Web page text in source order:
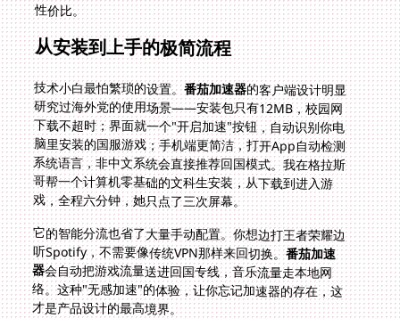
性价比。
从安装到上手的极简流程
技术小白最怕繁琐的设置。番茄加速器的客户端设计明显
研究过海外党的使用场景——安装包只有12MB，校园网
下载不超时；界面就一个"开启加速"按钮，自动识别你电
脑里安装的国服游戏；手机端更简洁，打开App自动检测
系统语言，非中文系统会直接推荐回国模式。我在格拉斯
哥帮一个计算机零基础的文科生安装，从下载到进入游
戏，全程六分钟，她只点了三次屏幕。
它的智能分流也省了大量手动配置。你想边打王者荣耀边
听Spotify，不需要像传统VPN那样来回切换。番茄加速
器会自动把游戏流量送进回国专线，音乐流量走本地网
络。这种"无感加速"的体验，让你忘记加速器的存在，这
才是产品设计的最高境界。